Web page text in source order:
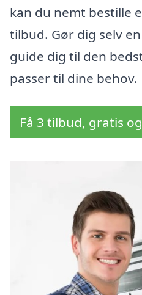
kan du nemt bestille
tilbud. Gør dig selv
guide dig til den
passer til dine behov.
Få 3 tilbud, gratis